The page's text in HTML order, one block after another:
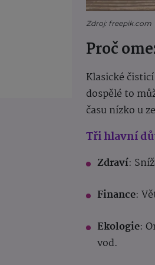
Zdroj: freepik.com
Proč
Klasické
dospělé to
času nízko u
Tři hlavní
Zdraví:
Finance:
Ekologie:
vod.